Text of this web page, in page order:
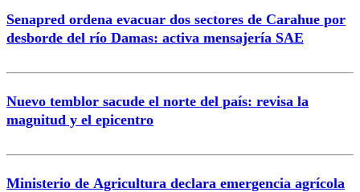
Senapred ordena evacuar dos sectores de Carahue por
desborde del río Damas: activa mensajería SAE
Nuevo temblor sacude el norte del país: revisa la
magnitud y el epicentro
Ministerio de Agricultura declara emergencia agrícola